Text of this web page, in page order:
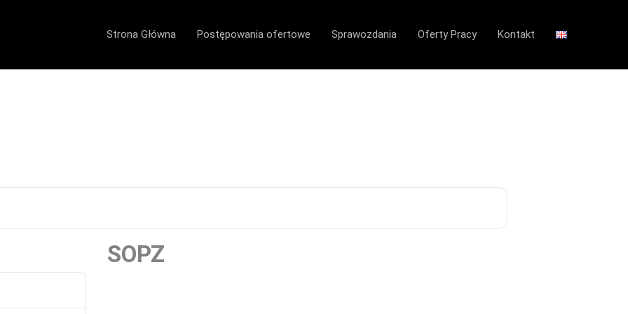
Strona Główna Postępowania ofertowe Sprawozdania Oferty Pracy Kontakt
SOPZ